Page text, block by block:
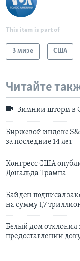
This item is part of
В мире США
Читайте
Зимний шторм в
Биржевой индекс
за последние 14 лет
Конгресс США
Дональда Трампа
Байден подписал
на сумму 1,7
Белый дом отклонил
предоставлении